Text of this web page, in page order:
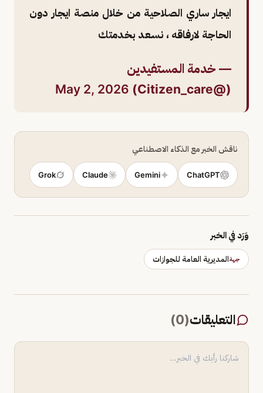
ايجار ساري الصلاحية من خلال منصة ايجار دون
الحاجة لارفاقه ، نسعد بخدمتك
— خدمة المستفيدين
(@Citizen_care)
May 2, 2026
ناقش الخبر مع الذكاء الاصطناعي
ChatGPT
Gemini
Claude
Grok
وَرَد في الخبر
جهةالمديرية العامة للجوازات
التعليقات(
0
)